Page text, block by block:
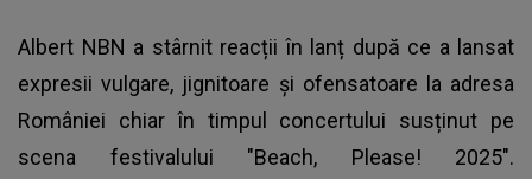
Albert NBN a stârnit reacții în lanț după ce a lansat
expresii vulgare, jignitoare și ofensatoare la adresa
României chiar în timpul concertului susținut pe
scena festivalului "Beach, Please! 2025".